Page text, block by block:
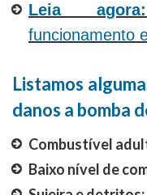
Leia agora:
funcionamento
Listamos
danos a bomba
Combustível
Baixo nível de